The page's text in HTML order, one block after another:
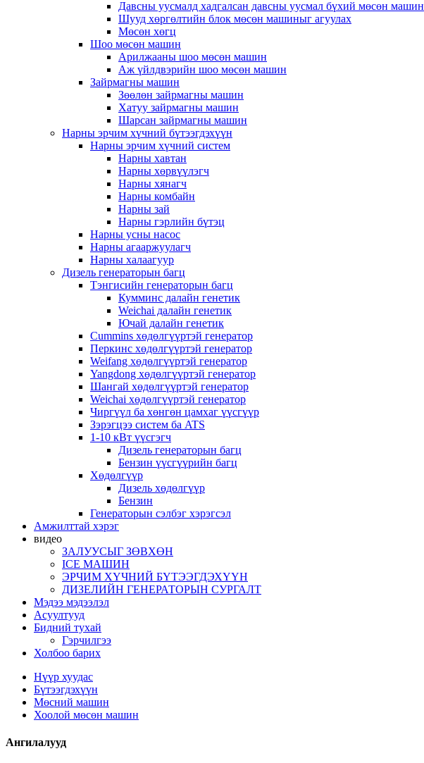
Давсны уусмалд хадгалсан давсны уусмал бүхий мөсөн машин
Шууд хөргөлтийн блок мөсөн машиныг агуулах
Мөсөн хөгц
Шоо мөсөн машин
Арилжааны шоо мөсөн машин
Аж үйлдвэрийн шоо мөсөн машин
Зайрмагны машин
Зөөлөн зайрмагны машин
Хатуу зайрмагны машин
Шарсан зайрмагны машин
Нарны эрчим хүчний бүтээгдэхүүн
Нарны эрчим хүчний систем
Нарны хавтан
Нарны хөрвүүлэгч
Нарны хянагч
Нарны комбайн
Нарны зай
Нарны гэрлийн бүтэц
Нарны усны насос
Нарны агааржуулагч
Нарны халаагуур
Дизель генераторын багц
Тэнгисийн генераторын багц
Кумминс далайн генетик
Weichai далайн генетик
Ючай далайн генетик
Cummins хөдөлгүүртэй генератор
Перкинс хөдөлгүүртэй генератор
Weifang хөдөлгүүртэй генератор
Yangdong хөдөлгүүртэй генератор
Шангай хөдөлгүүртэй генератор
Weichai хөдөлгүүртэй генератор
Чиргүүл ба хөнгөн цамхаг үүсгүүр
Зэрэгцээ систем ба ATS
1-10 кВт үүсгэгч
Дизель генераторын багц
Бензин үүсгүүрийн багц
Хөдөлгүүр
Дизель хөдөлгүүр
Бензин
Генераторын сэлбэг хэрэгсэл
Амжилттай хэрэг
видео
ЗАЛУУСЫГ ЗӨВХӨН
ICE МАШИН
ЭРЧИМ ХҮЧНИЙ БҮТЭЭГДЭХҮҮН
ДИЗЕЛИЙН ГЕНЕРАТОРЫН СУРГАЛТ
Мэдээ мэдээлэл
Асуултууд
Бидний тухай
Гэрчилгээ
Холбоо барих
Нүүр хуудас
Бүтээгдэхүүн
Мөсний машин
Хоолой мөсөн машин
Ангилалууд